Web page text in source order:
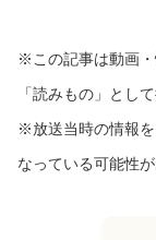
※この記事は動画
「読みもの」とし
※放送当時の情報
なっている可能性